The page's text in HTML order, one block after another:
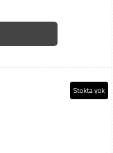
Stokta yok